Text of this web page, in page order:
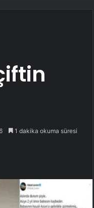
1 dakika okuma süresi